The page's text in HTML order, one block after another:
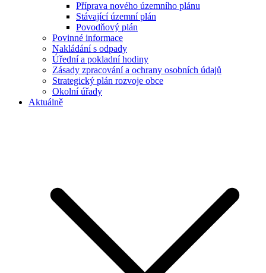
Příprava nového územního plánu
Stávající územní plán
Povodňový plán
Povinné informace
Nakládání s odpady
Úřední a pokladní hodiny
Zásady zpracování a ochrany osobních údajů
Strategický plán rozvoje obce
Okolní úřady
Aktuálně